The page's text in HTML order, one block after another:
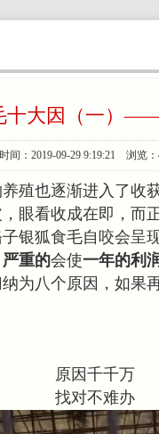
十大因（一）
时间：2019-09-29 9:19:21 浏览：
殖也逐渐进入了收
眼看收成在即，而
银狐食毛自咬会呈
严重的会使一年的利
为八个原因，如果
原因千千万
找对不难办